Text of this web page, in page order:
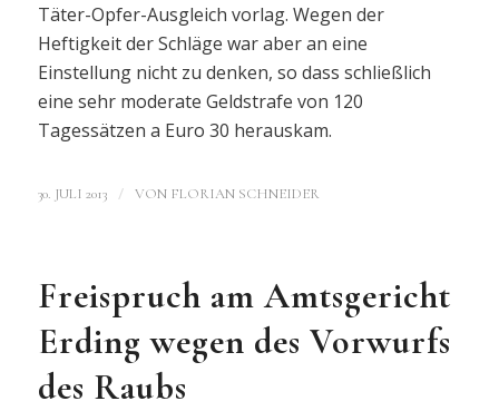
Täter-Opfer-Ausgleich vorlag. Wegen der
Heftigkeit der Schläge war aber an eine
Einstellung nicht zu denken, so dass schließlich
eine sehr moderate Geldstrafe von 120
Tagessätzen a Euro 30 herauskam.
30. JULI 2013 / VON FLORIAN SCHNEIDER
Freispruch am Amtsgericht
Erding wegen des Vorwurfs
des Raubs